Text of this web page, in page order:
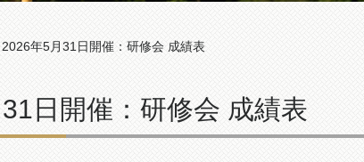
2026年5月31日開催：研修会 成績表
日開催：研修会 成績表